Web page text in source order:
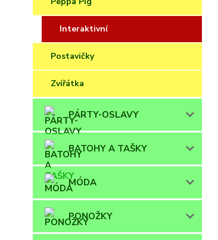
Interaktivní
Postavičky
Zvířátka
PÁRTY-OSLAVY
BATOHY A TAŠKY
MÓDA
PONOŽKY